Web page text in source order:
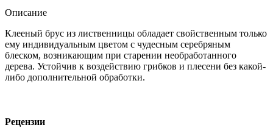
Описание
Клееный брус из лиственницы обладает свойственным только
ему индивидуальным цветом с чудесным серебряным
блеском, возникающим при старении необработанного
дерева. Устойчив к воздействию грибков и плесени без какой-
либо дополнительной обработки.
Рецензии